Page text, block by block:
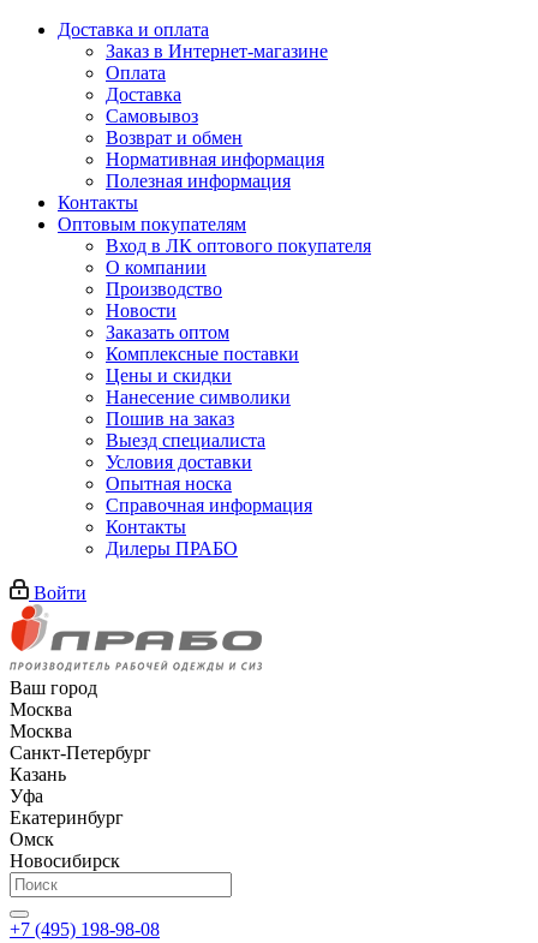
Доставка и оплата
Заказ в Интернет-магазине
Оплата
Доставка
Самовывоз
Возврат и обмен
Нормативная информация
Полезная информация
Контакты
Оптовым покупателям
Вход в ЛК оптового покупателя
О компании
Производство
Новости
Заказать оптом
Комплексные поставки
Цены и скидки
Нанесение символики
Пошив на заказ
Выезд специалиста
Условия доставки
Опытная носка
Справочная информация
Контакты
Дилеры ПРАБО
Войти
Ваш город
Москва
Москва
Санкт-Петербург
Казань
Уфа
Екатеринбург
Омск
Новосибирск
+7 (495) 198-98-08